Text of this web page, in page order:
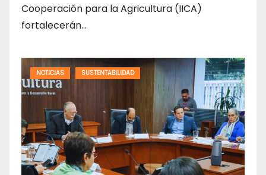
Cooperación para la Agricultura (IICA)
fortalecerán…
NOTICIAS SUSTENTABILIDAD